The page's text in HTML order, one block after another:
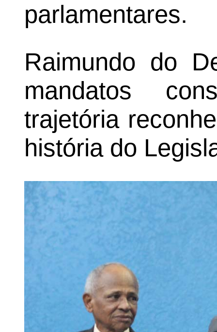
parlamentares.
Raimundo do
mandatos
trajetória
história do